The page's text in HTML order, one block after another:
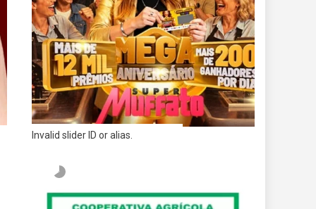
Invalid slider ID or alias.